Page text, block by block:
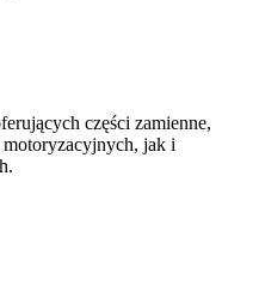
części zamienne,
jak i